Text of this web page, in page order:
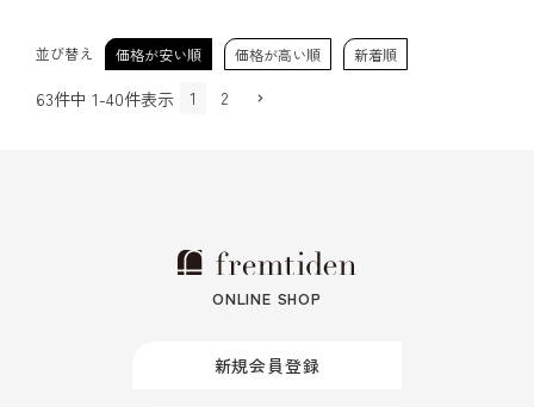
並び替え 価格が安い順 価格が高い順 新着順
63件中 1-40件表示 1 2
ONLINE SHOP
新規会員登録